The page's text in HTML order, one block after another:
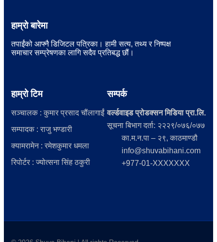
हाम्रो बारेमा
तपाईंको आफ्नै डिजिटल पत्रिका। हामी सत्य, तथ्य र निष्पक्ष
समाचार सम्प्रेषणका लागि सदैव प्रतिबद्ध छौं।
हाम्रो टिम
सञ्चालक : कुमार प्रसाद चौंलागाईं
सम्पादक : राजु भण्डारी
क्यामरामेन : रमेशकुमार धमला
रिपोर्टर : ज्योत्सना सिंह ठकुरी
सम्पर्क
वर्ल्डवाइड प्रोडक्सन मिडिया प्रा.लि.
सूचना बिभाग दर्ता: २२२९/०७६/०७७
का.म.न.पा – २९, काठमाण्डौ
info@shuvabihani.com
+977-01-XXXXXXX